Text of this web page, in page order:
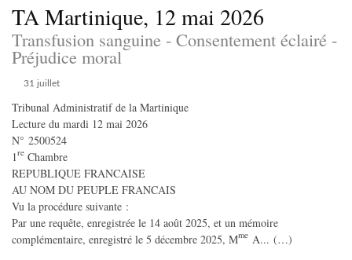
TA Martinique, 12 mai 2026
Transfusion sanguine - Consentement éclairé -
Préjudice moral
31 juillet
Tribunal Administratif de la Martinique
Lecture du mardi 12 mai 2026
N° 2500524
1re Chambre
REPUBLIQUE FRANCAISE
AU NOM DU PEUPLE FRANCAIS
Vu la procédure suivante :
Par une requête, enregistrée le 14 août 2025, et un mémoire
complémentaire, enregistré le 5 décembre 2025, Mme A... (…)